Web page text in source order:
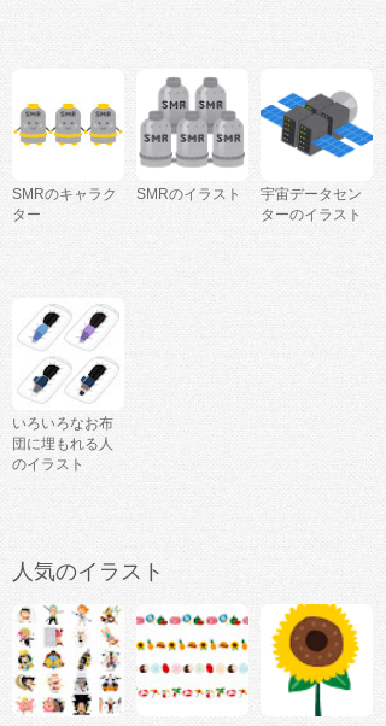
SMRのキャラク
ター
SMRのイラスト
宇宙データセン
ターのイラスト
いろいろなお布
団に埋もれる人
のイラスト
人気のイラスト